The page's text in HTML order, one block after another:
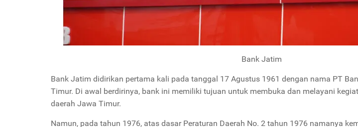
Bank Jatim
Bank Jatim didirikan pertama kali pada tanggal 17 Agustus 1961 dengan nama PT
Timur. Di awal berdirinya, bank ini memiliki tujuan untuk membuka dan melayani
daerah Jawa Timur.
Namun, pada tahun 1976, atas dasar Peraturan Daerah No. 2 tahun 1976 namanya